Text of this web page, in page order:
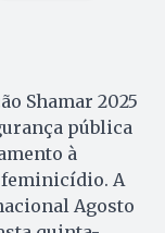
Shamar 2025
pública
à
A
Agosto